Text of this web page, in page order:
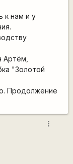
к нам и у
Артём,
"Золотой
Продолжение
more_vert